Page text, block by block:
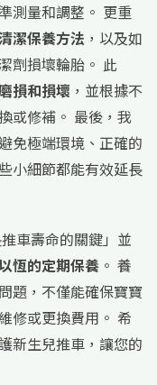
測量和調整。 更重
潔保養方法 ，以及如
劑損壞輪胎。 此
損和損壞 ，並根據不
或修補。 最後，我
免極端環境、正確的
小細節都能有效延長
車壽命的關鍵」並
恆的定期保養 。 養
題，不僅能確保寶寶
修或更換費用。 希
新生兒推車，讓您的